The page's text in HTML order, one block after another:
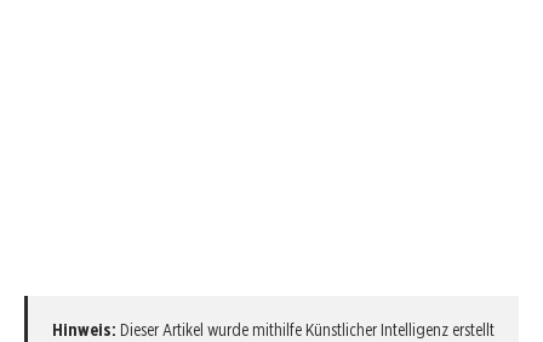
Hinweis: Dieser Artikel wurde mithilfe Künstlicher Intelligenz erstellt